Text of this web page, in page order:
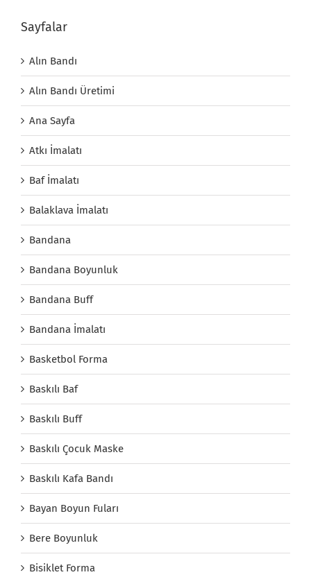
Sayfalar
Alın Bandı
Alın Bandı Üretimi
Ana Sayfa
Atkı İmalatı
Baf İmalatı
Balaklava İmalatı
Bandana
Bandana Boyunluk
Bandana Buff
Bandana İmalatı
Basketbol Forma
Baskılı Baf
Baskılı Buff
Baskılı Çocuk Maske
Baskılı Kafa Bandı
Bayan Boyun Fuları
Bere Boyunluk
Bisiklet Forma